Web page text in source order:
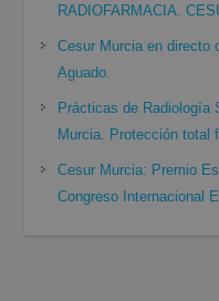
RADIOFARMACIA.
Cesur Murcia en directo
Aguado.
Prácticas de Radiología
Murcia. Protección total
Cesur Murcia: Premio
Congreso Internacional